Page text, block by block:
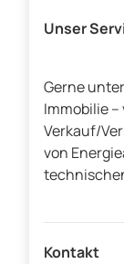
Unser
Gerne
Immobilie
Verkauf/
von
Kontakt